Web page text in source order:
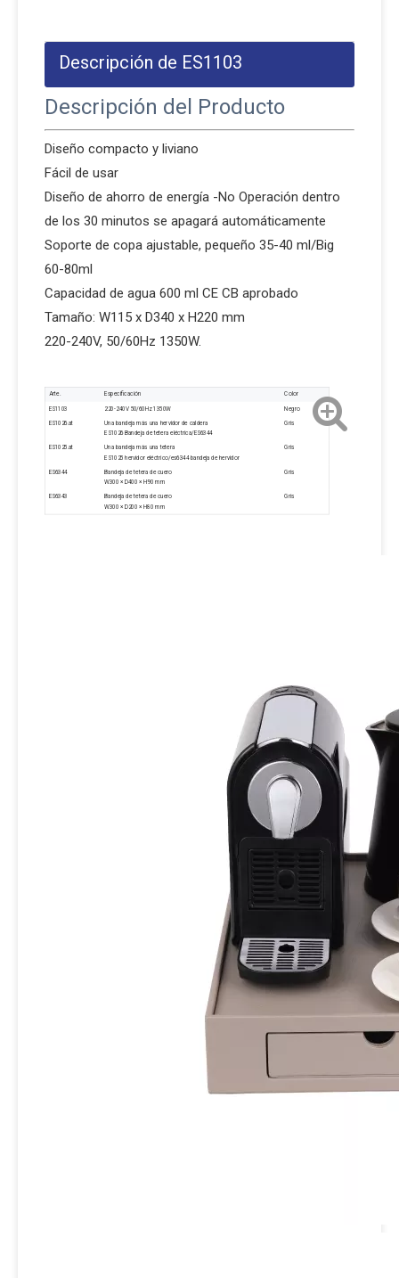
Descripción de ES1103
Descripción del Producto
Diseño compacto y liviano
Fácil de usar
Diseño de ahorro de energía -No Operación dentro
de los 30 minutos se apagará automáticamente
Soporte de copa ajustable, pequeño 35-40 ml/Big
60-80ml
Capacidad de agua 600 ml CE CB aprobado
Tamaño: W115 x D340 x H220 mm
220-240V, 50/60Hz 1350W.
Arte. Especificación Color
ES1103 220-240V 50/60Hz 1350W Negro
ES1026.at
Una bandeja más una hervidor de caldera
ES1026 Bandeja de tetera eléctrica/ES6344
Gris
ES1025.at
Una bandeja más una tetera
ES1025 hervidor eléctrico/es6344 bandeja de hervidor
Gris
ES6344
Bandeja de tetera de cuero
W300 × D400 × H90 mm
Gris
ES6343
Bandeja de tetera de cuero
W300 × D200 × H80 mm
Gris